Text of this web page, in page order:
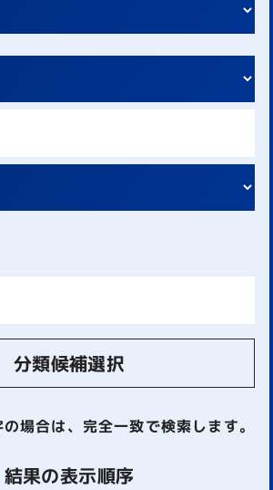
分類候補選択
の場合は、完全一致で検索します。
結果の表示順序